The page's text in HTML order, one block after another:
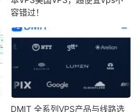
容错过！
DMIT 全系列VPS产品与线路选